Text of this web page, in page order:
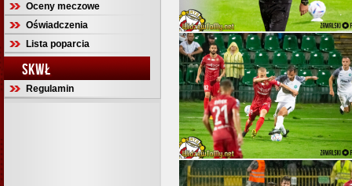
Oceny meczowe
Oświadczenia
Lista poparcia
SKWŁ
Regulamin